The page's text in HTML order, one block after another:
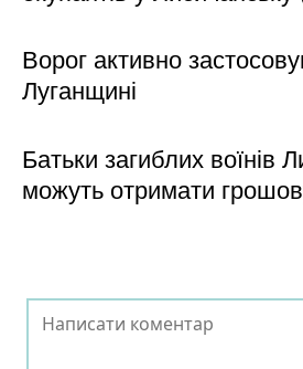
Ворог активно
Луганщині
Батьки загиблих воїнів
можуть отримати